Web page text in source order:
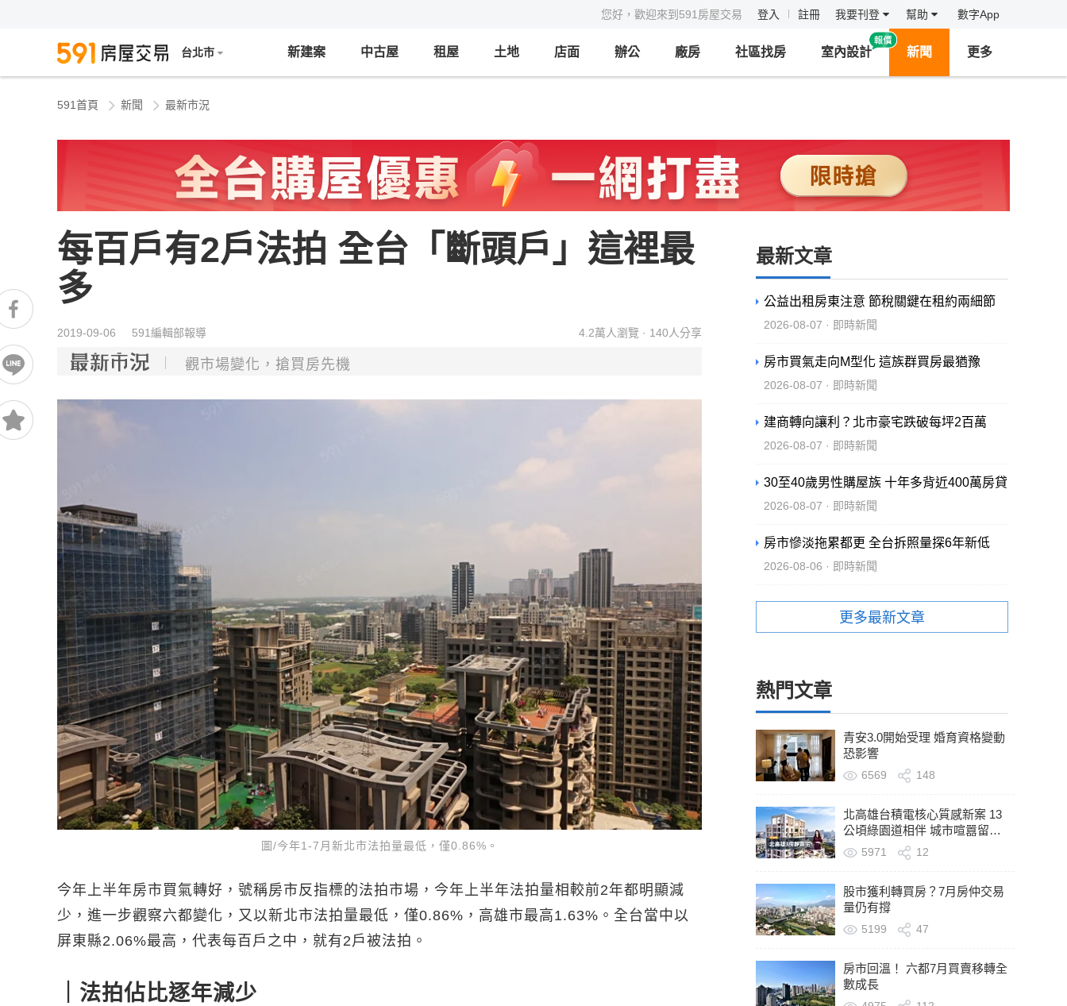
您好，歡迎來到591房屋交易 登入 註冊 我要刊登 幫助 數字App
台北市 新建案 中古屋 租屋 土地 店面 辦公 廠房 社區找房 室內設計 新聞 更多
591首頁 新聞 最新市況
每百戶有2戶法拍 全台「斷頭戶」這裡最
多
2019-09-06 591編輯部報導 4.2萬人瀏覽 · 140人分享
觀市場變化，搶買房先機
圖/今年1-7月新北市法拍量最低，僅0.86%。
今年上半年房市買氣轉好，號稱房市反指標的法拍市場，今年上半年法拍量相較前2年都明顯減
少，進一步觀察六都變化，又以新北市法拍量最低，僅0.86%，高雄市最高1.63%。全台當中以
屏東縣2.06%最高，代表每百戶之中，就有2戶被法拍。
｜法拍佔比逐年減少
最新文章
公益出租房東注意 節稅關鍵在租約兩細節
2026-08-07 · 即時新聞
房市買氣走向M型化 這族群買房最猶豫
2026-08-07 · 即時新聞
建商轉向讓利？北市豪宅跌破每坪2百萬
2026-08-07 · 即時新聞
30至40歲男性購屋族 十年多背近400萬房貸
2026-08-07 · 即時新聞
房市慘淡拖累都更 全台拆照量探6年新低
2026-08-06 · 即時新聞
更多最新文章
熱門文章
青安3.0開始受理 婚育資格變動
恐影響
6569 148
北高雄台積電核心質感新案 13
公頃綠園道相伴 城市喧囂留在
轉身之後
5971 12
股市獲利轉買房？7月房仲交易
量仍有撐
5199 47
房市回溫！ 六都7月買賣移轉全
數成長